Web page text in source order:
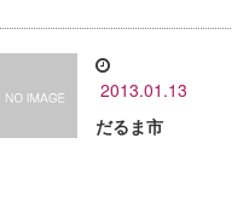
2013.01.13
だるま市